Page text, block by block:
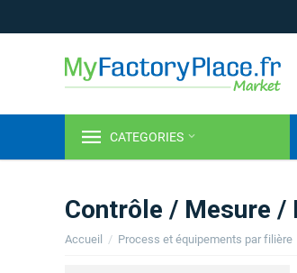
CATEGORIES
Contrôle / Mesure /
Accueil / Process et équipements par filière